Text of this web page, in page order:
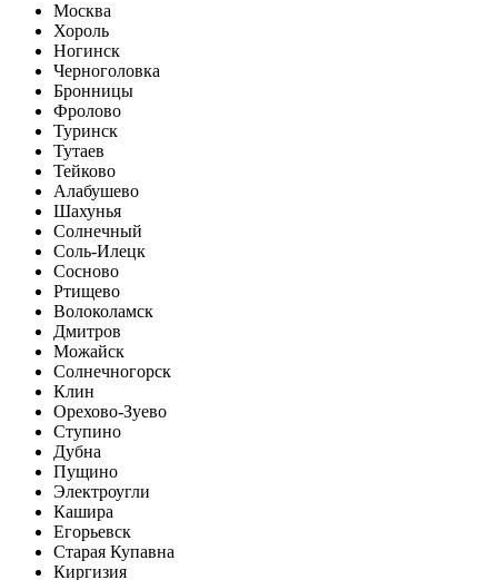
Москва
Хороль
Ногинск
Черноголовка
Бронницы
Фролово
Туринск
Тутаев
Тейково
Алабушево
Шахунья
Солнечный
Соль-Илецк
Сосново
Ртищево
Волоколамск
Дмитров
Можайск
Солнечногорск
Клин
Орехово-Зуево
Ступино
Дубна
Пущино
Электроугли
Кашира
Егорьевск
Старая Купавна
Киргизия